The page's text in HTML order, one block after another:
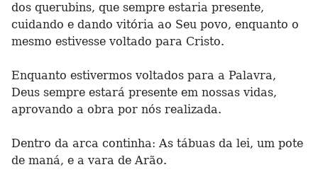
dos querubins, que sempre estaria presente,
cuidando e dando vitória ao Seu povo, enquanto o
mesmo estivesse voltado para Cristo.
Enquanto estivermos voltados para a Palavra,
Deus sempre estará presente em nossas vidas,
aprovando a obra por nós realizada.
Dentro da arca continha: As tábuas da lei, um pote
de maná, e a vara de Arão.